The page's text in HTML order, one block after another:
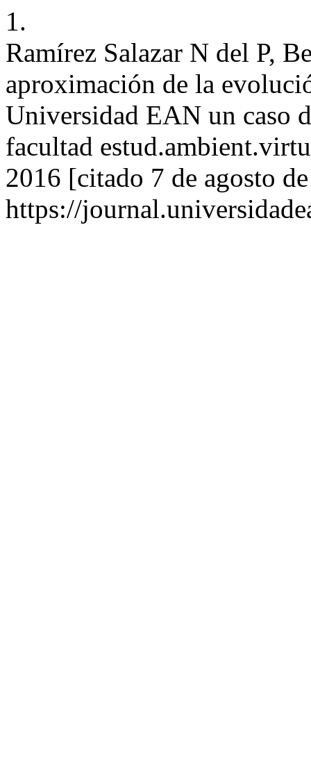
1.
Ramírez Salazar N del P,
aproximación de la
Universidad EAN un caso
facultad
2016 [citado 7 de agosto
https://